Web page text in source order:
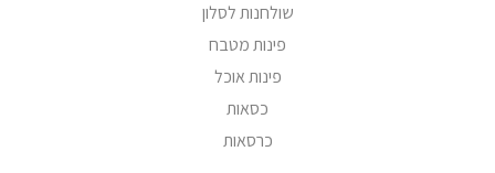
שולחנות לסלון
פינות מטבח
פינות אוכל
כסאות
כרסאות